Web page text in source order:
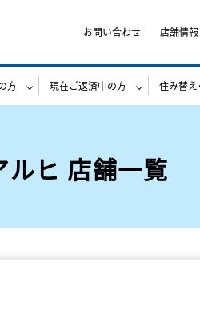
お問い合わせ 店舗情報
方 現在ご返済中の方 住み替え
ルヒ 店舗一覧